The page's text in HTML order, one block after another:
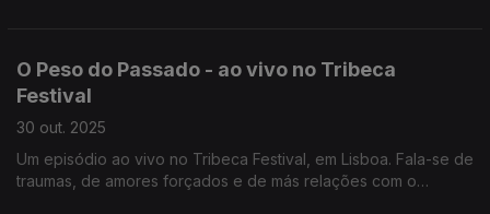
O Peso do Passado - ao vivo no Tribeca
Festival
30 out. 2025
Um episódio ao vivo no Tribeca Festival, em Lisboa. Fala-se de
traumas, de amores forçados e de más relações com o